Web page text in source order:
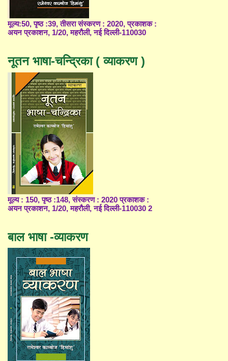
मूल्य:50, पृष्ठ :39, तीसरा संस्करण : 2020, प्रकाशक :
अयन प्रकाशन, 1/20, महरौली, नई दिल्ली-110030
नूतन भाषा-चन्द्रिका ( व्याकरण )
मूल्य : 150, पृष्ठ :148, संस्करण : 2020 प्रकाशक :
अयन प्रकाशन, 1/20, महरौली, नई दिल्ली-110030 2
बाल भाषा -व्याकरण